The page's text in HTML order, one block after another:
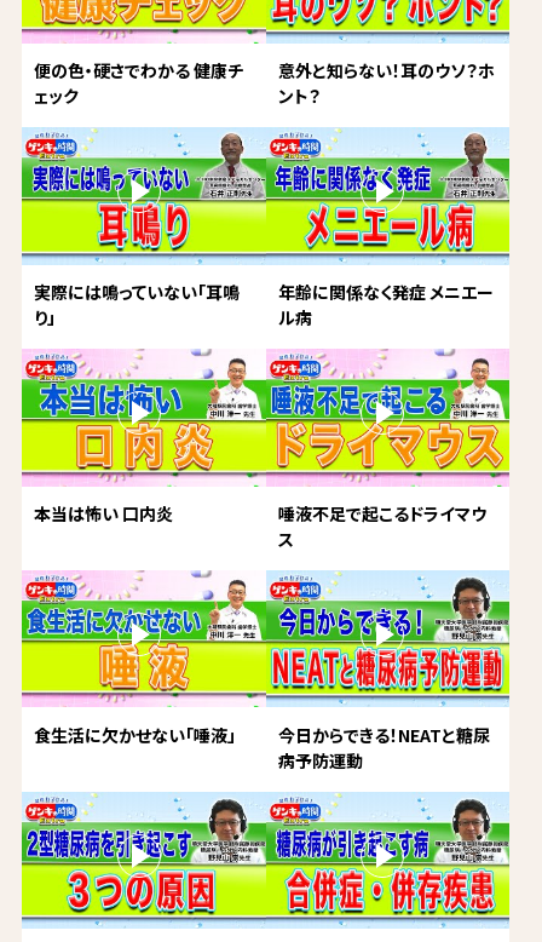
便の色・硬さでわかる 健康チ
ェック
意外と知らない！耳のウソ？ホ
ント？
実際には鳴っていない「耳鳴
り」
年齢に関係なく発症 メニエー
ル病
本当は怖い 口内炎
唾液不足で起こるドライマウ
ス
食生活に欠かせない「唾液」
今日からできる！NEATと糖尿
病予防運動